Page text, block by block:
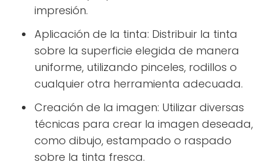
impresión.
Aplicación de la tinta: Distribuir la tinta
sobre la superficie elegida de manera
uniforme, utilizando pinceles, rodillos o
cualquier otra herramienta adecuada.
Creación de la imagen: Utilizar diversas
técnicas para crear la imagen deseada,
como dibujo, estampado o raspado
sobre la tinta fresca.